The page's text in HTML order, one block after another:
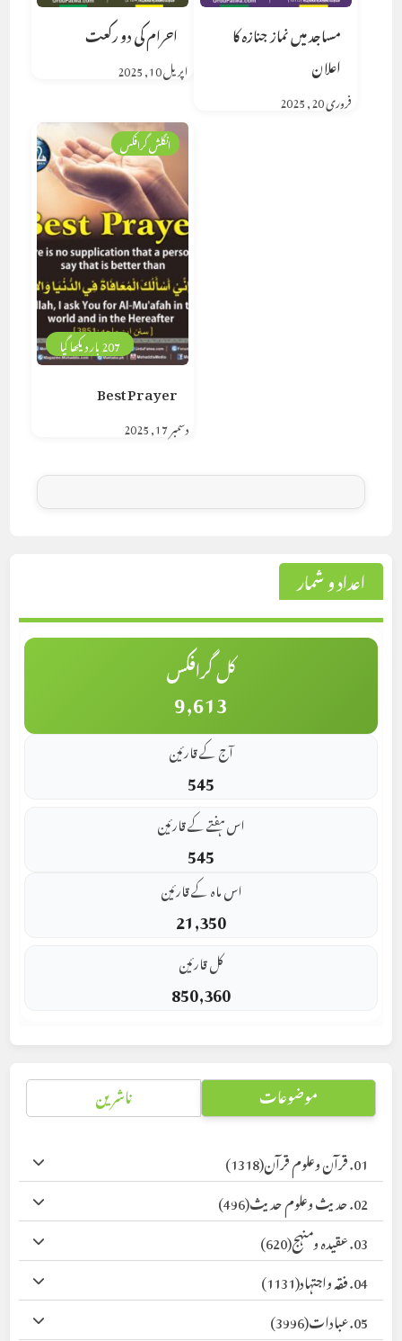
احرام کی دو رکعت
اپریل 10, 2025
مساجد میں نماز جنازہ کا
اعلان
فروری 20, 2025
207 بار دیکھا گیا
انگلش گرافکس
Best Prayer
دسمبر 17, 2025
اعداد و شمار
کل گرافکس
9,613
آج کے قارئین
545
اس ہفتے کے قارئین
545
اس ماہ کے قارئین
21,350
کل قارئین
850,360
موضوعات ناشرین
01. قرآن وعلوم قرآن
(1318)
02. حدیث وعلوم حدیث
(496)
03. عقیدہ ومنہج
(620)
04. فقہ واجتہاد
(1131)
05. عبادات
(3996)